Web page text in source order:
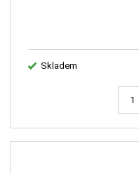
Skladem